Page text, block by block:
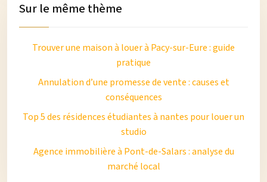
Sur le même thème
Trouver une maison à louer à Pacy-sur-Eure : guide
pratique
Annulation d’une promesse de vente : causes et
conséquences
Top 5 des résidences étudiantes à nantes pour louer un
studio
Agence immobilière à Pont-de-Salars : analyse du
marché local